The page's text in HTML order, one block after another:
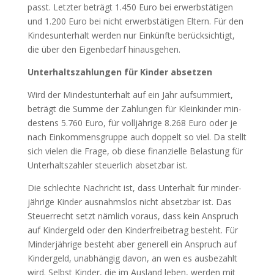
passt. Letz­ter beträgt 1.450 Euro bei erwerbs­tä­ti­gen
und 1.200 Euro bei nicht erwerbs­tä­ti­gen Eltern. Für den
Kin­des­un­ter­halt wer­den nur Ein­künf­te berück­sich­tigt,
die über den Eigen­be­darf hin­aus­ge­hen.
Unter­halts­zah­lun­gen für Kin­der abset­zen
Wird der Min­dest­un­ter­halt auf ein Jahr auf­sum­miert,
beträgt die Sum­me der Zah­lun­gen für Klein­kin­der min­
des­tens 5.760 Euro, für voll­jäh­ri­ge 8.268 Euro oder je
nach Ein­kom­mens­grup­pe auch dop­pelt so viel. Da stellt
sich vie­len die Fra­ge, ob die­se finan­zi­el­le Belas­tung für
Unter­halts­zah­ler steu­er­lich absetz­bar ist.
Die schlech­te Nach­richt ist, dass Unter­halt für min­der­
jäh­ri­ge Kin­der aus­nahms­los nicht absetz­bar ist. Das
Steu­er­recht setzt näm­lich vor­aus, dass kein Anspruch
auf Kin­der­geld oder den Kin­der­frei­be­trag besteht. Für
Min­der­jäh­ri­ge besteht aber gene­rell ein Anspruch auf
Kin­der­geld, unab­hän­gig davon, an wen es aus­be­zahlt
wird. Selbst Kin­der, die im Aus­land leben, wer­den mit